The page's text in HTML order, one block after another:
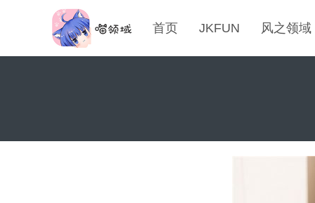
首页 JKFUN 风之领域